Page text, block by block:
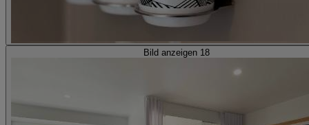
Bild anzeigen 18